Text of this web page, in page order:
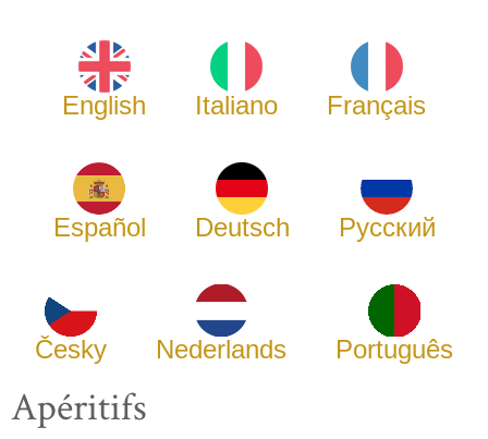
English Italiano Français
Español Deutsch Русский
Česky Nederlands Português
Apéritifs